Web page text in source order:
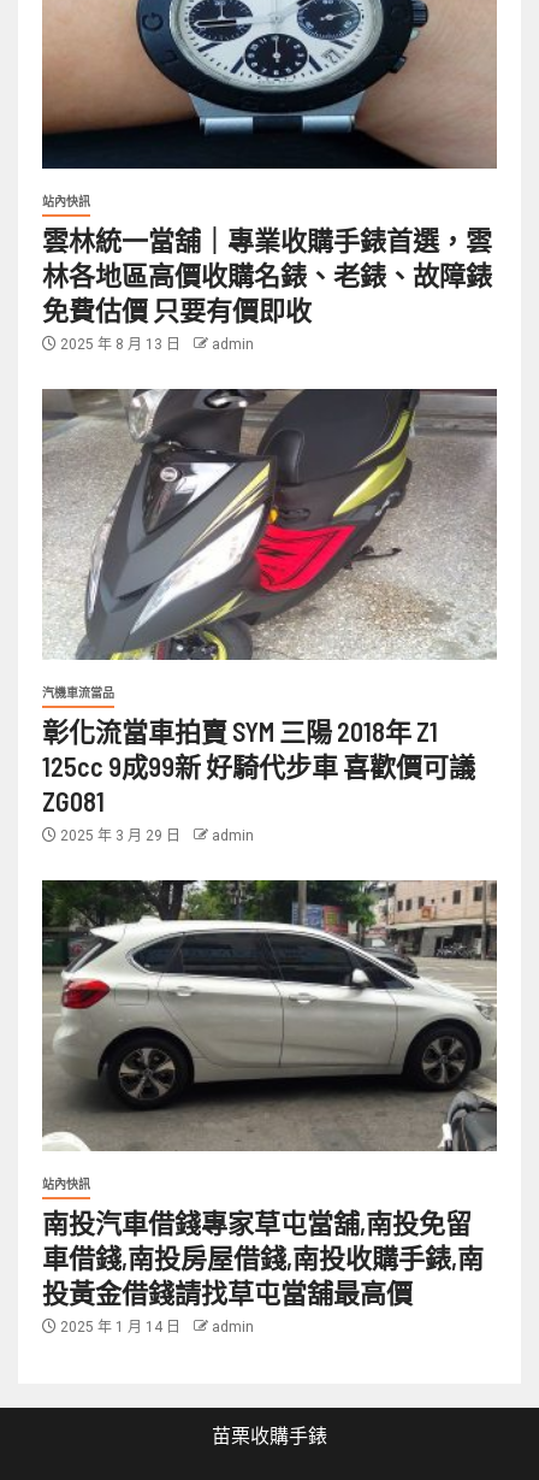
站內快訊
雲林統一當舖｜專業收購手錶首選，雲
林各地區高價收購名錶、老錶、故障錶
免費估價 只要有價即收
2025 年 8 月 13 日 admin
汽機車流當品
彰化流當車拍賣 SYM 三陽 2018年 Z1
125cc 9成99新 好騎代步車 喜歡價可議
ZG081
2025 年 3 月 29 日 admin
站內快訊
南投汽車借錢專家草屯當舖,南投免留
車借錢,南投房屋借錢,南投收購手錶,南
投黃金借錢請找草屯當舖最高價
2025 年 1 月 14 日 admin
苗栗收購手錶